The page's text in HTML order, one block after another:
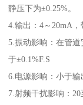
静压下为±0.25%。
4.输出：4～20mA
5.振动影响：在管
于±0.1%F.S
6.电源影响：小于
7.射频干扰影响：